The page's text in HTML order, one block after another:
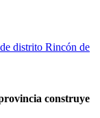
construye